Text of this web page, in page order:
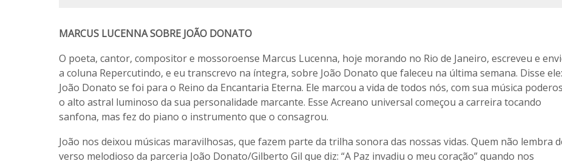
MARCUS LUCENNA SOBRE JOÃO DONATO
O poeta, cantor, compositor e mossoroense Marcus Lucenna, hoje morando no Rio de Janeiro, escreveu e
a coluna Repercutindo, e eu transcrevo na íntegra, sobre João Donato que faleceu na última semana. Disse ele:
João Donato se foi para o Reino da Encantaria Eterna. Ele marcou a vida de todos nós, com sua música
o alto astral luminoso da sua personalidade marcante. Esse Acreano universal começou a carreira tocando
sanfona, mas fez do piano o instrumento que o consagrou.
João nos deixou músicas maravilhosas, que fazem parte da trilha sonora das nossas vidas. Quem não lembra
verso melodioso da parceria João Donato/Gilberto Gil que diz: “A Paz invadiu o meu coração” quando nos